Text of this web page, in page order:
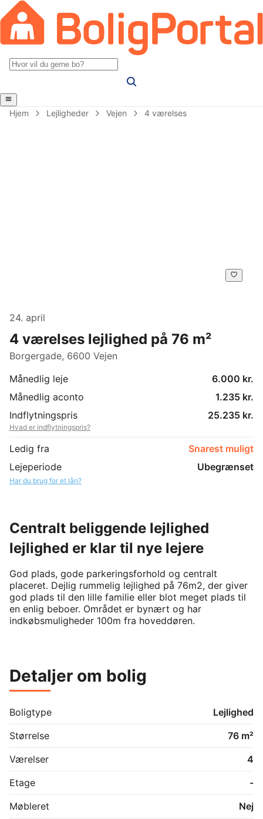
Hjem Lejligheder Vejen 4 værelses
24. april
4 værelses lejlighed på 76 m²
Borgergade, 6600 Vejen
Månedlig leje
6.000 kr.
Månedlig aconto
1.235 kr.
Indflytningspris
25.235 kr.
Hvad er indflytningspris?
Ledig fra
Snarest muligt
Lejeperiode
Ubegrænset
Har du brug for et lån?
Centralt beliggende lejlighed
lejlighed er klar til nye lejere
God plads, gode parkeringsforhold og centralt
placeret. Dejlig rummelig lejlighed på 76m2, der giver
god plads til den lille familie eller blot meget plads til
en enlig beboer. Området er bynært og har
indkøbsmuligheder 100m fra hoveddøren.
Detaljer om bolig
Boligtype
Lejlighed
Størrelse
76 m²
Værelser
4
Etage
-
Møbleret
Nej